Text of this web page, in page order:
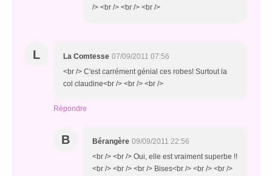
/> <br /> <br /> <br />
L La Comtesse 07/09/2011 07:56
<br /> C'est carrément génial ces robes! Surtout la
col claudine<br /> <br /> <br />
Répondre
B Bérangère 09/09/2011 22:56
<br /> <br /> Oui, elle est vraiment superbe !!
<br /> <br /> <br /> Bises<br /> <br /> <br />